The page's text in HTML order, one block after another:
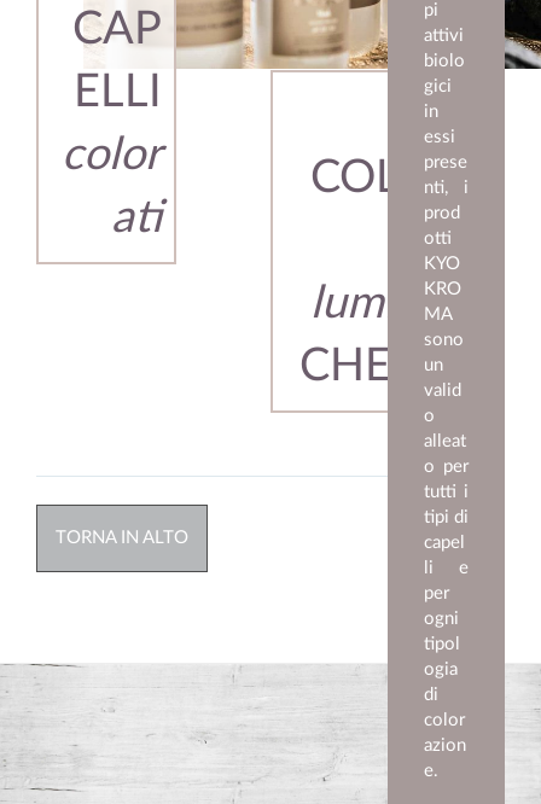
NATURALE
CAP
ELLI
color
ati
COLORE
PIÙ
luminoso
CHE MAI
pi
attivi
biolo
gici
in
essi
prese
nti, i
prod
otti
KYO
KRO
MA
sono
un
valid
o
alleat
o per
tutti i
tipi di
capel
li e
per
ogni
tipol
ogia
di
color
azion
e.
TORNA IN ALTO